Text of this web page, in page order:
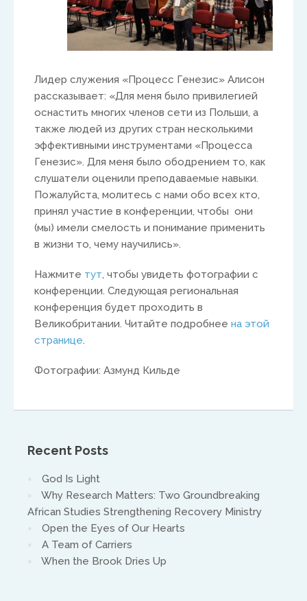
Лидер служения «Процесс Генезис» Алисон
рассказывает: «Для меня было привилегией
оснастить многих членов сети из Польши, а
также людей из других стран несколькими
эффективными инструментами «Процесса
Генезис». Для меня было ободрением то, как
слушатели оценили преподаваемые навыки.
Пожалуйста, молитесь с нами обо всех кто,
принял участие в конференции, чтобы они
(мы) имели смелость и понимание применить
в жизни то, чему научились».
Нажмите тут, чтобы увидеть фотографии с
конференции. Следующая региональная
конференция будет проходить в
Великобритании. Читайте подробнее на этой
странице.
Фотографии: Азмунд Кильде
Recent Posts
God Is Light
Why Research Matters: Two Groundbreaking
African Studies Strengthening Recovery Ministry
Open the Eyes of Our Hearts
A Team of Carriers
When the Brook Dries Up
South America
Ivan Alvaradov
ivanalvaradov@yahoo.com